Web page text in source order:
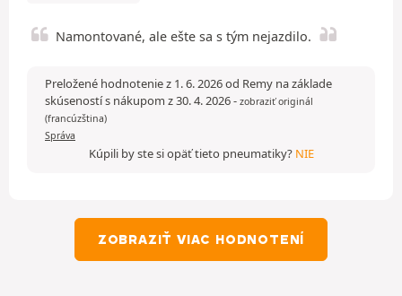
Namontované, ale ešte sa s tým nejazdilo.
Preložené hodnotenie z 1. 6. 2026 od Remy na základe
skúseností s nákupom z 30. 4. 2026- zobraziť originál
(francúzština)
Správa
Kúpili by ste si opäť tieto pneumatiky? NIE
ZOBRAZIŤ VIAC HODNOTENÍ